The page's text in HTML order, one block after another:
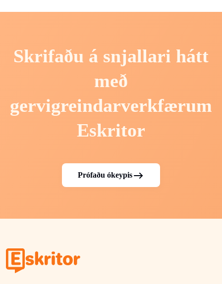
Skrifaðu á snjallari hátt
með
gervigreindarverkfærum
Eskritor
Prófaðu ókeypis